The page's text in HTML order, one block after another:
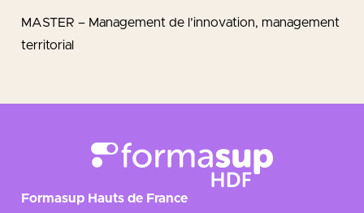
MASTER – Management de l’innovation, management
territorial
Formasup Hauts de France